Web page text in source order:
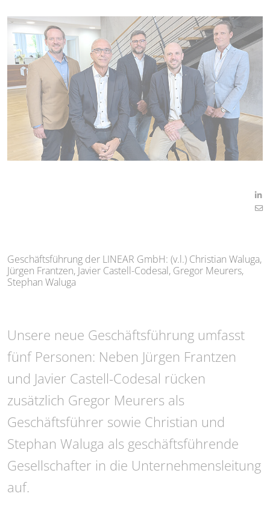
Geschäftsführung der LINEAR GmbH: (v.l.) Christian Waluga,
Jürgen Frantzen, Javier Castell-Codesal, Gregor Meurers,
Stephan Waluga
Unsere neue Geschäftsführung umfasst
fünf Personen: Neben Jürgen Frantzen
und Javier Castell-Codesal rücken
zusätzlich Gregor Meurers als
Geschäftsführer sowie Christian und
Stephan Waluga als geschäftsführende
Gesellschafter in die Unternehmensleitung
auf.